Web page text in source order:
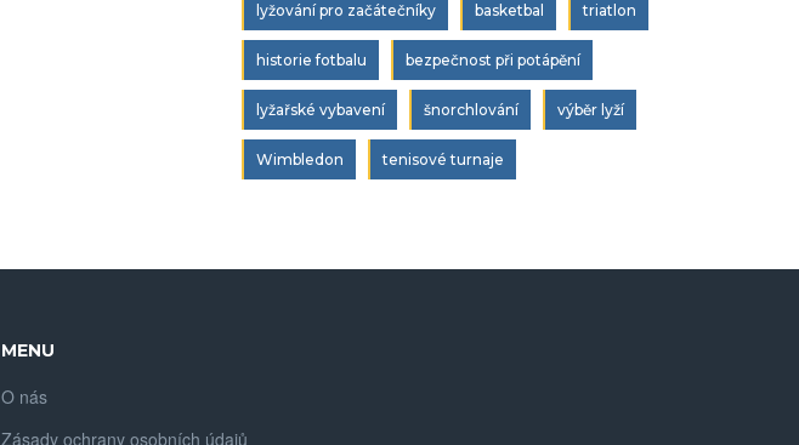
lyžování pro začátečníky basketbal triatlon
historie fotbalu bezpečnost při potápění
lyžařské vybavení šnorchlování výběr lyží
Wimbledon tenisové turnaje
MENU
O nás
Zásady ochrany osobních údajů